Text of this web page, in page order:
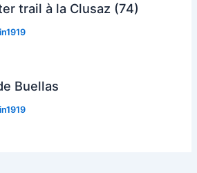
trail à la Clusaz (74)
Buellas